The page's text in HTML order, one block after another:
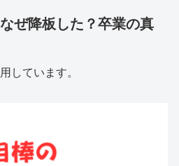
ぜ降板した？卒業の真
しています。